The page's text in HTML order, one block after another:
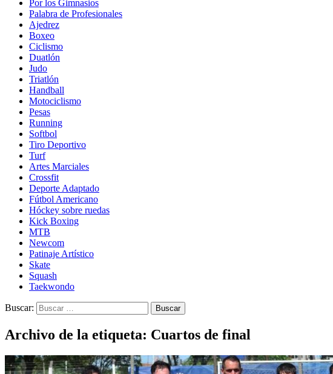
Por los Gimnasios
Palabra de Profesionales
Ajedrez
Boxeo
Ciclismo
Duatlón
Judo
Triatlón
Handball
Motociclismo
Pesas
Running
Softbol
Tiro Deportivo
Turf
Artes Marciales
Crossfit
Deporte Adaptado
Fútbol Americano
Hóckey sobre ruedas
Kick Boxing
MTB
Newcom
Patinaje Artístico
Skate
Squash
Taekwondo
Buscar:
Archivo de la etiqueta: Cuartos de final